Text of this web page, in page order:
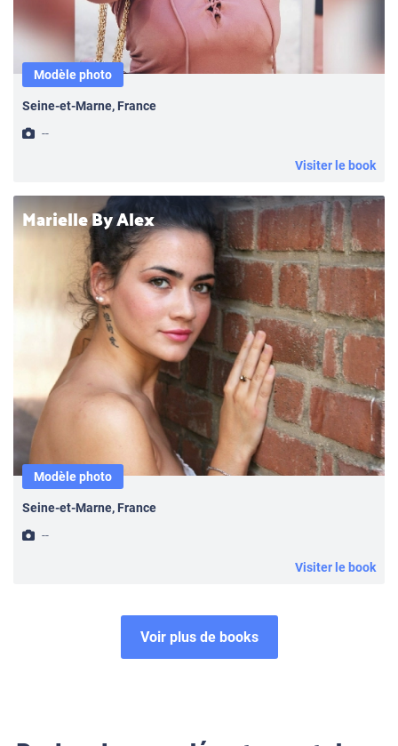
Modèle photo
Seine-et-Marne, France
--
Visiter le book
Marielle By Alex
Modèle photo
Seine-et-Marne, France
--
Visiter le book
Voir plus de books